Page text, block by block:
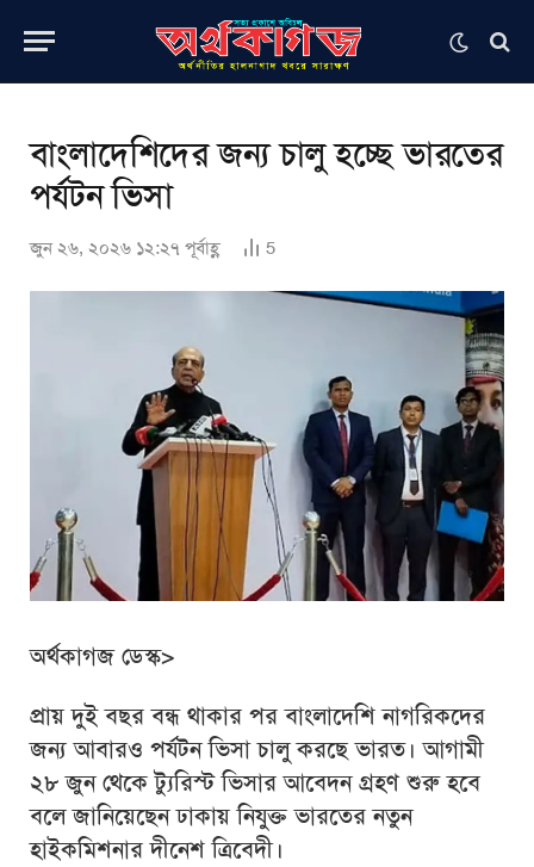
বাংলাদেশিদের জন্য চালু হচ্ছে ভারতের
পর্যটন ভিসা
জুন ২৬, ২০২৬ ১২:২৭ পূর্বাহ্ণ 5
অর্থকাগজ ডেস্ক>
প্রায় দুই বছর বন্ধ থাকার পর বাংলাদেশি নাগরিকদের
জন্য আবারও পর্যটন ভিসা চালু করছে ভারত। আগামী
২৮ জুন থেকে ট্যুরিস্ট ভিসার আবেদন গ্রহণ শুরু হবে
বলে জানিয়েছেন ঢাকায় নিযুক্ত ভারতের নতুন
হাইকমিশনারদীনেশ ত্রিবেদী।